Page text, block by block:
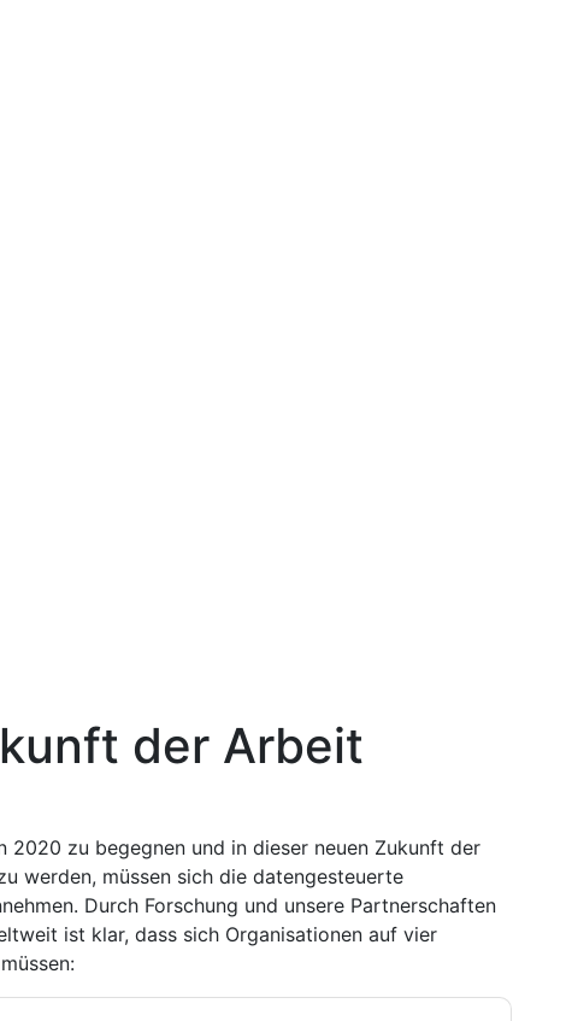
der Arbeit
2020 zu begegnen und in dieser neuen Zukunft der
werden, müssen sich die datengesteuerte
Durch Forschung und unsere Partnerschaften
ist klar, dass sich Organisationen auf vier